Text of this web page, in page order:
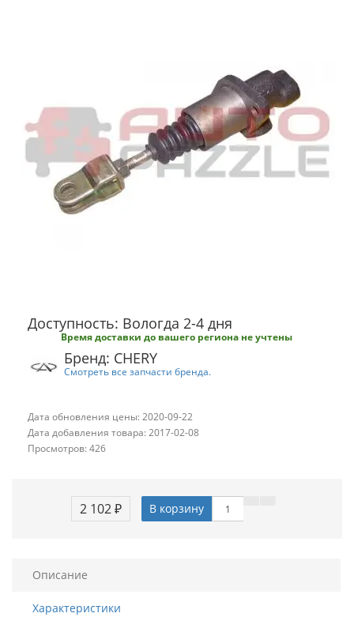
Доступность: Вологда 2-4 дня
Время доставки до вашего региона не учтены
Бренд: CHERY
Смотреть все запчасти бренда.
Дата обновления цены: 2020-09-22
Дата добавления товара: 2017-02-08
Просмотров: 426
2 102 ₽ В корзину
Описание
Характеристики